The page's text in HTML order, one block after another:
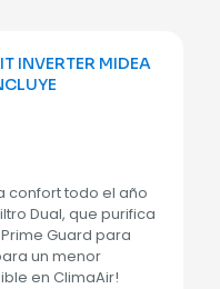
INVERTER MIDEA
confort todo el año
Dual, que purifica
Guard para
un menor
en ClimaAir!